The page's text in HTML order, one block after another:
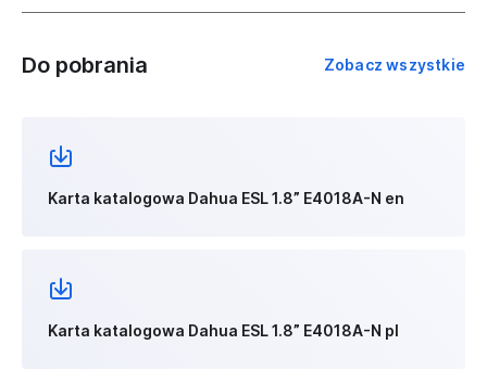
Do pobrania Zobacz wszystkie
Karta katalogowa Dahua ESL 1.8” E4018A-N en
Karta katalogowa Dahua ESL 1.8” E4018A-N pl